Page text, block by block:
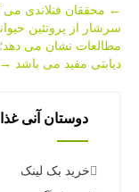
Post
navigation
←محققان فنلاندی می
سرشار از پروتئین
مطالعات نشان می
دیابتی مفید می باشد→
دوستان آنی غذا
خرید بک لینک